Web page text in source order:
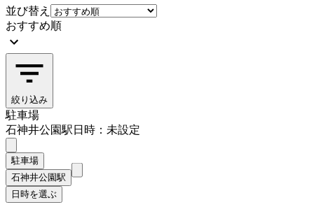
並び替え
おすすめ順
絞り込み
駐車場
石神井公園駅日時：未設定
駐車場
石神井公園駅
日時を選ぶ